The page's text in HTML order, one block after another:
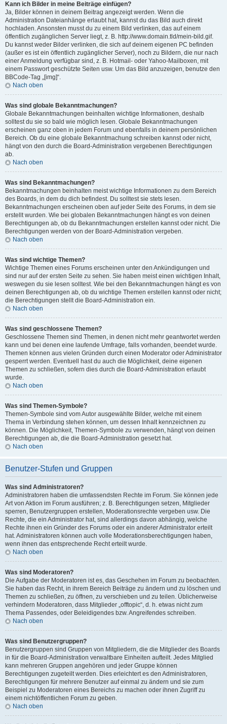
Kann ich Bilder in meine Beiträge einfügen?
Ja, Bilder können in deinem Beitrag angezeigt werden. Wenn die
Administration Dateianhänge erlaubt hat, kannst du das Bild auch direkt
hochladen. Ansonsten musst du zu einem Bild verlinken, das auf einem
öffentlich zugänglichen Server liegt, z. B. http://www.domain.tld/mein-bild.gif.
Du kannst weder Bilder verlinken, die sich auf deinem eigenen PC befinden
(außer es ist ein öffentlich zugänglicher Server), noch zu Bildern, die nur nach
einer Anmeldung verfügbar sind, z. B. Hotmail- oder Yahoo-Mailboxen, mit
einem Passwort geschützte Seiten usw. Um das Bild anzuzeigen, benutze den
BBCode-Tag „[img]“.
Nach oben
Was sind globale Bekanntmachungen?
Globale Bekanntmachungen beinhalten wichtige Informationen, deshalb
solltest du sie so bald wie möglich lesen. Globale Bekanntmachungen
erscheinen ganz oben in jedem Forum und ebenfalls in deinem persönlichen
Bereich. Ob du eine globale Bekanntmachung schreiben kannst oder nicht,
hängt von den durch die Board-Administration vergebenen Berechtigungen
ab.
Nach oben
Was sind Bekanntmachungen?
Bekanntmachungen beinhalten meist wichtige Informationen zu dem Bereich
des Boards, in dem du dich befindest. Du solltest sie stets lesen.
Bekanntmachungen erscheinen oben auf jeder Seite des Forums, in dem sie
erstellt wurden. Wie bei globalen Bekanntmachungen hängt es von deinen
Berechtigungen ab, ob du Bekanntmachungen erstellen kannst oder nicht. Die
Berechtigungen werden von der Board-Administration vergeben.
Nach oben
Was sind wichtige Themen?
Wichtige Themen eines Forums erscheinen unter den Ankündigungen und
sind nur auf der ersten Seite zu sehen. Sie haben meist einen wichtigen Inhalt,
weswegen du sie lesen solltest. Wie bei den Bekanntmachungen hängt es von
deinen Berechtigungen ab, ob du wichtige Themen erstellen kannst oder nicht;
die Berechtigungen stellt die Board-Administration ein.
Nach oben
Was sind geschlossene Themen?
Geschlossene Themen sind Themen, in denen nicht mehr geantwortet werden
kann und bei denen eine laufende Umfrage, falls vorhanden, beendet wurde.
Themen können aus vielen Gründen durch einen Moderator oder Administrator
gesperrt werden. Eventuell hast du auch die Möglichkeit, deine eigenen
Themen zu schließen, sofern dies durch die Board-Administration erlaubt
wurde.
Nach oben
Was sind Themen-Symbole?
Themen-Symbole sind vom Autor ausgewählte Bilder, welche mit einem
Thema in Verbindung stehen können, um dessen Inhalt kennzeichnen zu
können. Die Möglichkeit, Themen-Symbole zu verwenden, hängt von deinen
Berechtigungen ab, die die Board-Administration gesetzt hat.
Nach oben
Benutzer-Stufen und Gruppen
Was sind Administratoren?
Administratoren haben die umfassendsten Rechte im Forum. Sie können jede
Art von Aktion im Forum ausführen; z. B. Berechtigungen setzen, Mitglieder
sperren, Benutzergruppen erstellen, Moderationsrechte vergeben usw. Die
Rechte, die ein Administrator hat, sind allerdings davon abhängig, welche
Rechte ihnen ein Gründer des Forums oder ein anderer Administrator erteilt
hat. Administratoren können auch volle Moderationsberechtigungen haben,
wenn ihnen das entsprechende Recht erteilt wurde.
Nach oben
Was sind Moderatoren?
Die Aufgabe der Moderatoren ist es, das Geschehen im Forum zu beobachten.
Sie haben das Recht, in ihrem Bereich Beiträge zu ändern und zu löschen und
Themen zu schließen, zu öffnen, zu verschieben und zu teilen. Üblicherweise
verhindern Moderatoren, dass Mitglieder „offtopic“, d. h. etwas nicht zum
Thema Passendes, oder Beleidigendes bzw. Angreifendes schreiben.
Nach oben
Was sind Benutzergruppen?
Benutzergruppen sind Gruppen von Mitgliedern, die die Mitglieder des Boards
in für die Board-Administration verwaltbare Einheiten aufteilt. Jedes Mitglied
kann mehreren Gruppen angehören und jeder Gruppe können
Berechtigungen zugeteilt werden. Dies erleichtert es den Administratoren,
Berechtigungen für mehrere Benutzer auf einmal zu ändern und sie zum
Beispiel zu Moderatoren eines Bereichs zu machen oder ihnen Zugriff zu
einem nichtöffentlichen Forum zu geben.
Nach oben